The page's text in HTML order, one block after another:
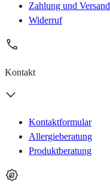
Zahlung und Versand
Widerruf
Kontakt
Kontaktformular
Allergieberatung
Produktberatung